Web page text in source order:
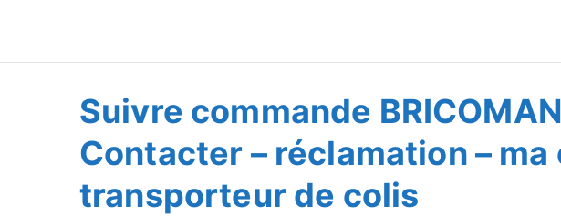
Suivre Colis - Suivre
Suivre commande
Contacter – réclamation –
transporteur de colis